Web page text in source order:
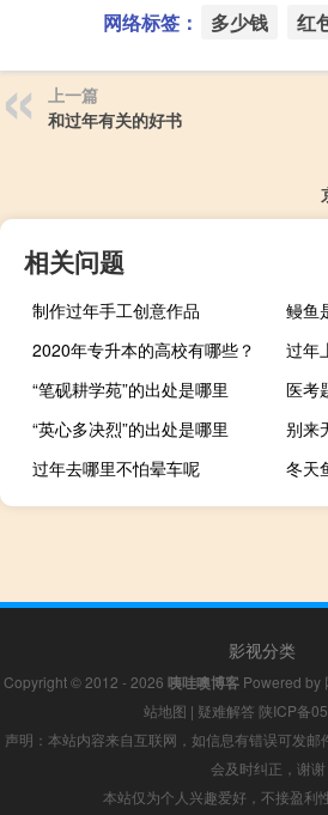
网络标签： 多少钱 红
上一篇
和过年有关的好书
相关问题
制作过年手工创意作品
鳗鱼
2020年专升本的高校有哪些？
过年
“笔砚耕学苑”的出处是哪里
“英心多决烈”的出处是哪里
别来
过年去哪里不怕晕车呢
冬天
影视分类
Copyright © 2012 - 2026 咦哇噢博客 Powered by
站地图 | 疑难解答 陕ICP备
声明：本站内容来自互联网，如信息有错误可发
会及时纠正，谢谢
本站仅为个人兴趣爱好，不接盈利